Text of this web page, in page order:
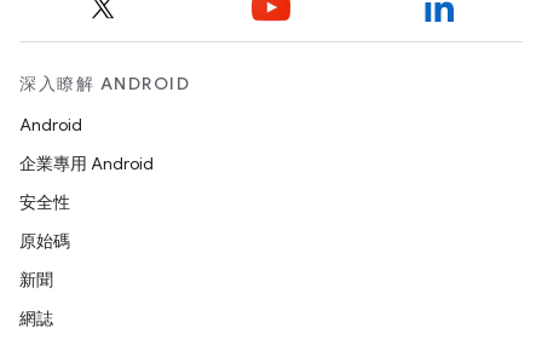
深入瞭解 ANDROID
Android
企業專用 Android
安全性
原始碼
新聞
網誌